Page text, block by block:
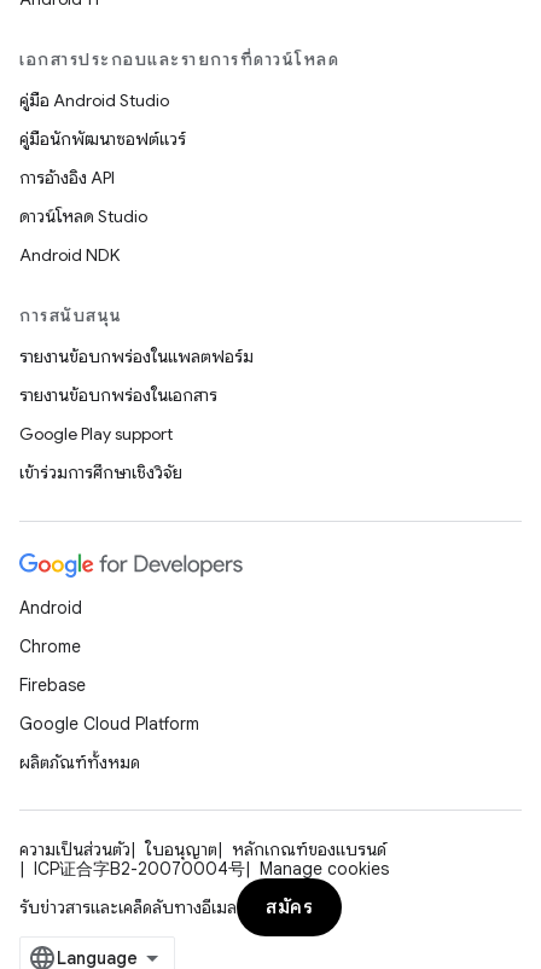
เอกสารประกอบและรายการที่ดาวน์โหลด
คู่มือ Android Studio
คู่มือนักพัฒนาซอฟต์แวร์
การอ้างอิง API
ดาวน์โหลด Studio
Android NDK
การสนับสนุน
รายงานข้อบกพร่องในแพลตฟอร์ม
รายงานข้อบกพร่องในเอกสาร
Google Play support
เข้าร่วมการศึกษาเชิงวิจัย
Android
Chrome
Firebase
Google Cloud Platform
ผลิตภัณฑ์ทั้งหมด
ความเป็นส่วนตัว ใบอนุญาต
หลักเกณฑ์ของแบรนด์
ICP证合字B2-20070004号
Manage cookies
รับข่าวสารและเคล็ดลับทางอีเมล
สมัคร